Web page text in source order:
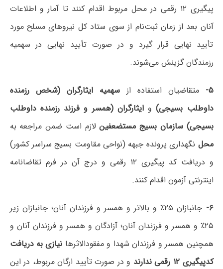
پیگیری ۱۲ رقمی در محل مربوط اقدام کنند تا آمار و اطلاعات
آنان بعد از زمان ثبت‌نام از سوی ستاد کل نیروهای مسلح مورد
تأیید نهایی قرار گیرد و در صورت تأیید نهایی در سهمیه
رزمندگان گزینش می‌شوند.
۵- متقاضیان استفاده ازسهمیه ایثارگران (شخص رزمنده
داوطلب بسیجی)وایثارگران (همسر و فرزند رزمنده داوطلب
بسیجی) سازمان بسیج مستضعفینلازم است ضمن مراجعه به
محل نگهداری پرونده جبهه (نواحی مقاومت بسیج سراسر کشور)
و دریافت کد پیگیری ۱۲ رقمی و درج آن در فرم تقاضانامه
اینترنتی آزمون اقدام کنند.
۶-
جانبازان ۲۵٪ و بالاتر و همسر و فرزندان آنان؛ جانبازان زیر
۲۵٪ و همسر و فرزندان آنان؛ آزادگان و همسر و فرزندان آنان و
همچنین همسر و فرزندان شهدا و مفقودالاثرها نیازی به دریافت
کدپیگیری ۱۲ رقمی ندارند
و در صورت تأیید ارگان مربوط، در این